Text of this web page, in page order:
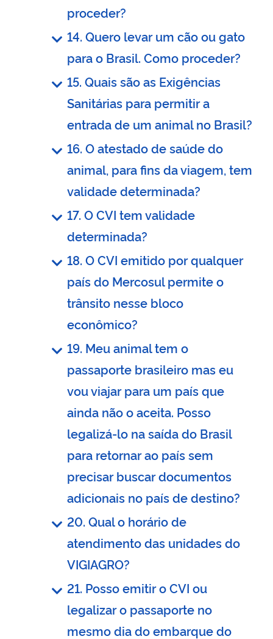
proceder?
14. Quero levar um cão ou gato
para o Brasil. Como proceder?
15. Quais são as Exigências
Sanitárias para permitir a
entrada de um animal no Brasil?
16. O atestado de saúde do
animal, para fins da viagem, tem
validade determinada?
17. O CVI tem validade
determinada?
18. O CVI emitido por qualquer
país do Mercosul permite o
trânsito nesse bloco
econômico?
19. Meu animal tem o
passaporte brasileiro mas eu
vou viajar para um país que
ainda não o aceita. Posso
legalizá-lo na saída do Brasil
para retornar ao país sem
precisar buscar documentos
adicionais no país de destino?
20. Qual o horário de
atendimento das unidades do
VIGIAGRO?
21. Posso emitir o CVI ou
legalizar o passaporte no
mesmo dia do embarque do